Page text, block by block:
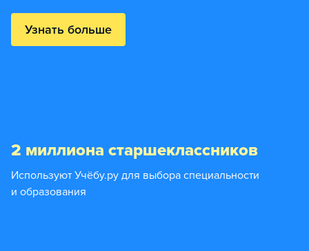
Узнать больше
2 миллиона старшеклассников
Используют Учёбу.ру для выбора специальности
и образования